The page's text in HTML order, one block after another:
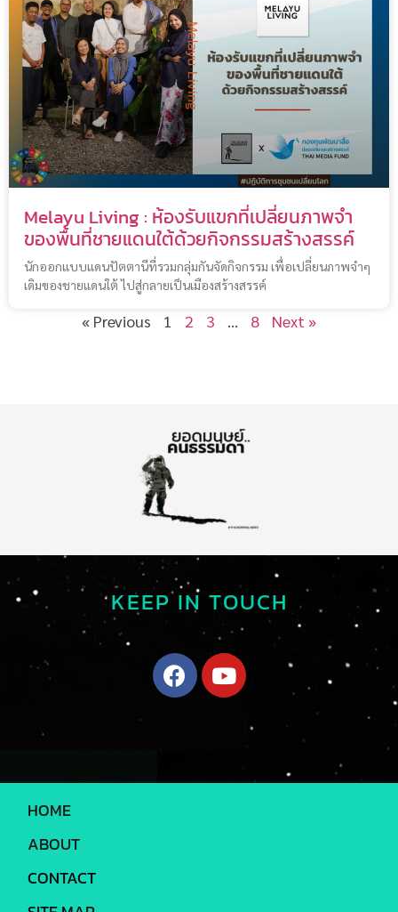
Melayu Living : ห้องรับแขกที่เปลี่ยนภาพจำ
ของพื้นที่ชายแดนใต้ด้วยกิจกรรมสร้างสรรค์
นักออกแบบแดนปัตตานีที่รวมกลุ่มกันจัดกิจกรรม เพื่อเปลี่ยนภาพจำๆ
เดิมของชายแดนใต้ ไปสู่กลายเป็นเมืองสร้างสรรค์
« Previous 1 2 3 … 8 Next »
KEEP IN TOUCH
HOME
ABOUT
CONTACT